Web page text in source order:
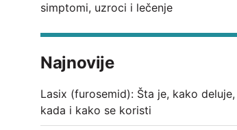
simptomi, uzroci i lečenje
Najnovije
Lasix (furosemid): Šta je, kako deluje,
kada i kako se koristi